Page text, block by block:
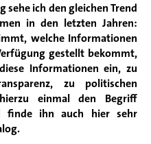
ich den gleichen Trend
in den letzten Jahren:
welche Informationen
gestellt bekommt,
Informationen ein, zu
zu politischen
einmal den Begriff
finde ihn auch hier sehr